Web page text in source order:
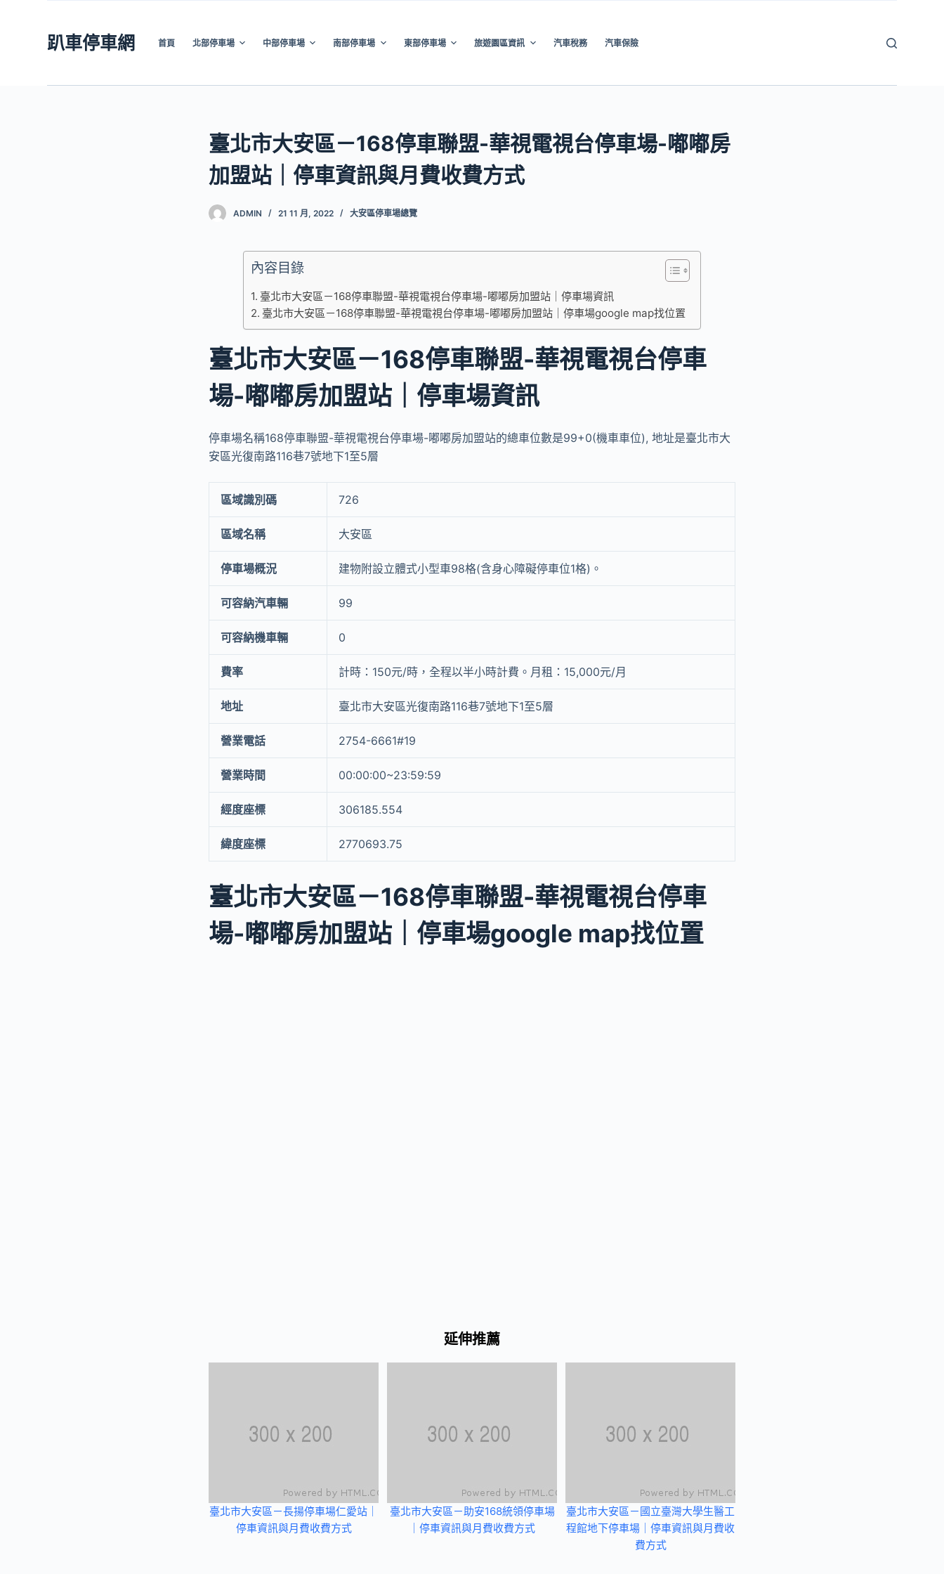
趴車停車網 首頁 北部停車場 中部停車場 南部停車場 東部停車場 旅遊園區資訊 汽車稅務 汽車保險
臺北市大安區－168停車聯盟-華視電視台停車場-嘟嘟房
加盟站｜停車資訊與月費收費方式
ADMIN 21 11 月, 2022 大安區停車場總覽
內容目錄
臺北市大安區－168停車聯盟-華視電視台停車場-嘟嘟房加盟站｜停車場資訊
臺北市大安區－168停車聯盟-華視電視台停車場-嘟嘟房加盟站｜停車場google map找位置
臺北市大安區－168停車聯盟-華視電視台停車
場-嘟嘟房加盟站｜停車場資訊
停車場名稱168停車聯盟-華視電視台停車場-嘟嘟房加盟站的總車位數是99+0(機車車位), 地址是臺北市大
安區光復南路116巷7號地下1至5層
區域識別碼 726
區域名稱 大安區
停車場概況 建物附設立體式小型車98格(含身心障礙停車位1格)。
可容納汽車輛 99
可容納機車輛 0
費率 計時：150元/時，全程以半小時計費。月租：15,000元/月
地址 臺北市大安區光復南路116巷7號地下1至5層
營業電話 2754-6661#19
營業時間 00:00:00~23:59:59
經度座標 306185.554
緯度座標 2770693.75
臺北市大安區－168停車聯盟-華視電視台停車
場-嘟嘟房加盟站｜停車場google map找位置
延伸推薦
臺北市大安區－長揚停車場仁愛站｜
停車資訊與月費收費方式
臺北市大安區－助安168統領停車場
｜停車資訊與月費收費方式
臺北市大安區－國立臺灣大學生醫工
程館地下停車場｜停車資訊與月費收
費方式